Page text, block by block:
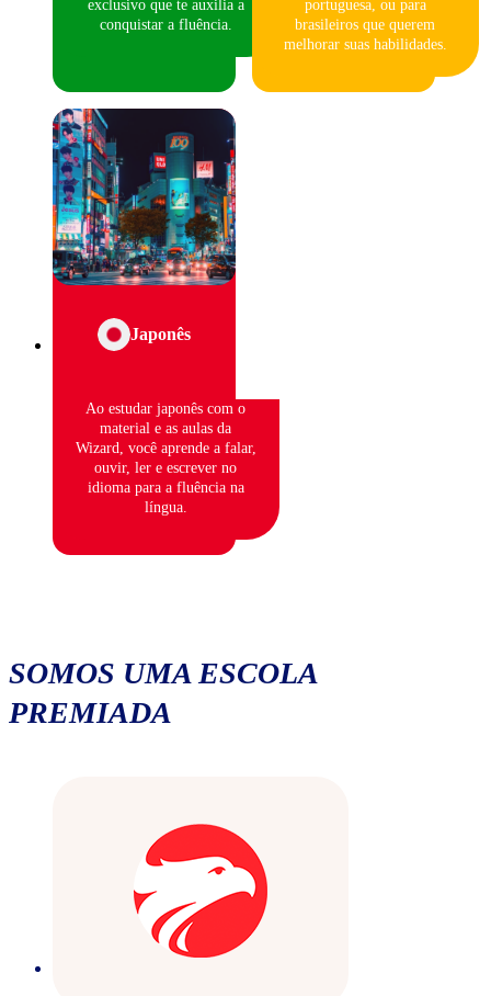
exclusivo que te auxilia a
conquistar a fluência.
portuguesa, ou para
brasileiros que querem
melhorar suas habilidades.
Japonês
Ao estudar japonês com o
material e as aulas da
Wizard, você aprende a falar,
ouvir, ler e escrever no
idioma para a fluência na
língua.
SOMOS UMA ESCOLA
PREMIADA